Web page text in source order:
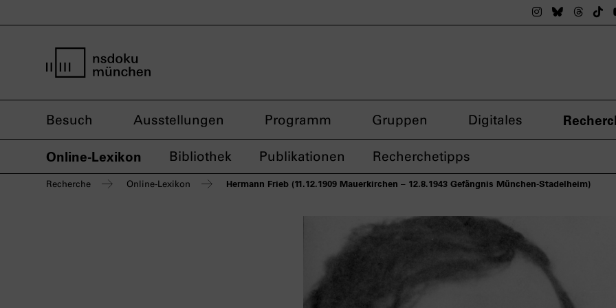
Das nsdoku
DasDas
Besuch Ausstellungen Programm Gruppen Digitales
Online-Lexikon Bibliothek Publikationen Recherchetipps
Recherche Online-Lexikon Hermann Frieb (11.12.1909 Mauerkirchen – 12.8.1943 Gefängnis München-Stadelheim)